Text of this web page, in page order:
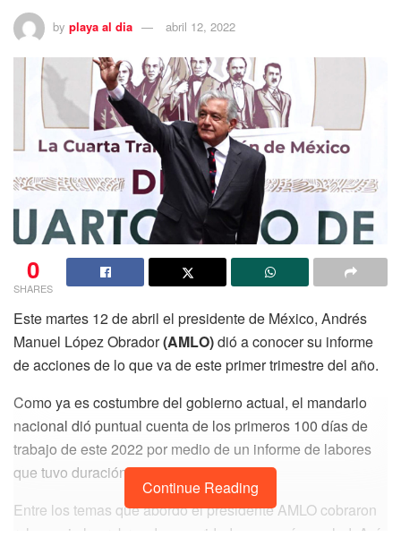
by playa al dia abril 12, 2022
0
SHARES
Este martes 12 de abril el presidente de México, Andrés
Manuel López Obrador(AMLO)dió a conocer su informe
de acciones de lo que va de este primer trimestre del año.
Como ya es costumbre del gobierno actual, el mandarlo
nacional dió puntual cuenta de los primeros 100 días de
trabajo de este 2022 por medio de un informe de labores
que tuvo duración de casi una hora.
Entre los temas que abordó el presidente AMLO cobraron
relevancia los rubros de seguridad, economía y salud. Así
Continue Reading